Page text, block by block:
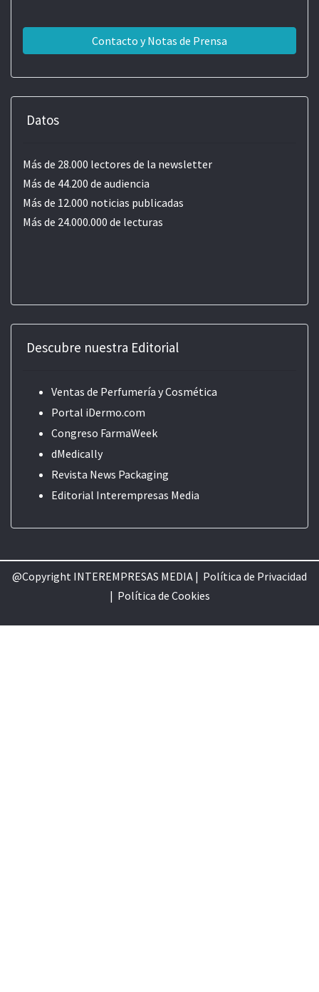
Contacto y Notas de Prensa
Datos
Más de 28.000 lectores de la newsletter
Más de 44.200 de audiencia
Más de 12.000 noticias publicadas
Más de 24.000.000 de lecturas
Descubre nuestra Editorial
Ventas de Perfumería y Cosmética
Portal iDermo.com
Congreso FarmaWeek
dMedically
Revista News Packaging
Editorial Interempresas Media
@Copyright INTEREMPRESAS MEDIA | Política de Privacidad
| Política de Cookies